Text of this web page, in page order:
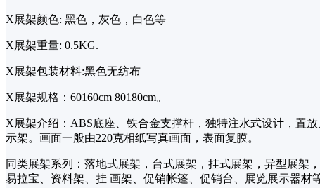
X展架颜色: 黑色，灰色，白色等
X展架重量: 0.5KG.
X展架包装材料:黑色无纺布
X展架规格：60160cm 80180cm。
X展架介绍：ABS底座、铁合金支撑杆，独特注水式设计，置
示架。画面一般由220克相纸写真画面，表面复膜。
同类展架系列：落地式展架，台式展架，挂式展架，异型展架
易拉宝、资料架、挂 画架、促销帐篷、促销台、展览展示器材